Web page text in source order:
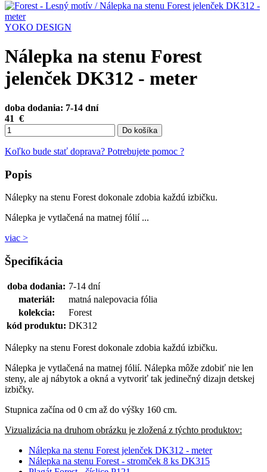
YOKO DESIGN
Nálepka na stenu Forest
jelenček DK312 - meter
doba dodania: 7-14 dní
41 €
Do košíka
Koľko bude stať doprava? Potrebujete pomoc ?
Popis
Nálepky na stenu Forest dokonale zdobia každú izbičku.
Nálepka je vytlačená na matnej fólií ...
viac >
Špecifikácia
doba dodania: 7-14 dní
materiál:
matná nalepovacia fólia
kolekcia:
Forest
kód produktu: DK312
Nálepky na stenu Forest dokonale zdobia každú izbičku.
Nálepka je vytlačená na matnej fólií. Nálepka môže zdobiť nie len
steny, ale aj nábytok a okná a vytvoriť tak jedinečný dizajn detskej
izbičky.
Stupnica začína od 0 cm až do výšky 160 cm.
Vizualizácia na druhom obrázku je zložená z týchto produktov:
Nálepka na stenu Forest jelenček DK312 - meter
Nálepka na stenu Forest - stromček 8 ks DK315